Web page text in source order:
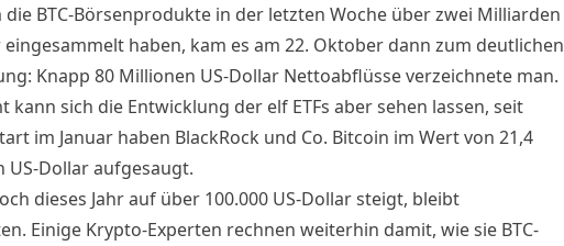
die BTC-Börsenprodukte in der letzten Woche über zwei Milliarden
eingesammelt haben, kam es am 22. Oktober dann zum deutlichen
Knapp 80 Millionen US-Dollar Nettoabflüsseverzeichneteman.
kann sich die Entwicklung der elf ETFs aber sehen lassen, seit
im Januar haben BlackRock und Co. Bitcoin im Wert von 21,4
US-Dollar aufgesaugt.
dieses Jahr auf über 100.000 US-Dollar steigt, bleibt
Einige Krypto-Experten rechnen weiterhin damit, wie sie BTC-